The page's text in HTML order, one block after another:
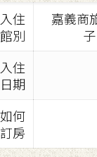
入住
館別
嘉義商
入住
日期
如何
訂房